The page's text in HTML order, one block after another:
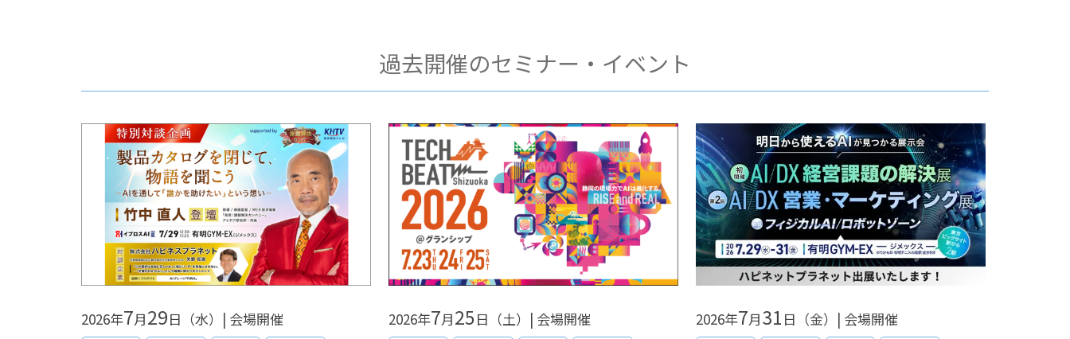
過去開催のセミナー・イベント
2026年7月29日（水）| 会場開催 2026年7月25 日（土）| 会場開催 2026年7月31 日（金）| 会場開催